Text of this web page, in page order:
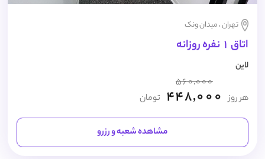
تهران ، میدان ونک
اتاق 1 نفره روزانه
لاین
هر روز
560,000
448,000 تومان
مشاهده شعبه و رزرو